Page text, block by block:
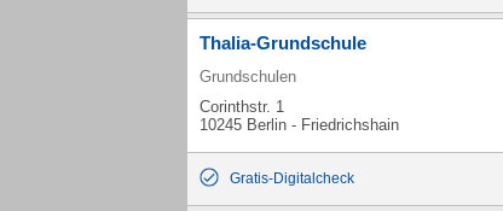
Thalia-Grundschule
Grundschulen
Corinthstr. 1
10245 Berlin - Friedrichshain
Gratis-Digitalcheck